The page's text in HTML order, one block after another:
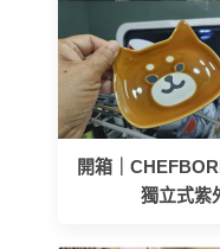
開箱｜
獨立式紫